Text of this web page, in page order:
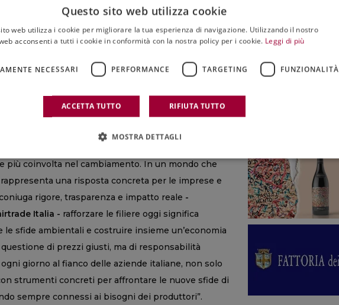
brand awareness è cresciuta di 8 punti rispetto al
che riconoscono il marchio dichiarano di fidarsi di
certificazione moderna e intergenerazionale, capace
valore per tutta la famiglia. L’indagine collega
il consumatore di oggi è spinto dalla ricerca
impegnati che sostengono una giusta causa e che
Il canale prevalente rimane la grande
e discount), mentre calano i negozi
più coinvolta nel cambiamento. In un mondo che
una risposta concreta per le imprese e
rigore, trasparenza e impatto reale -
Italia - rafforzare le filiere oggi significa
sfide ambientali e costruire insieme un’economia
di prezzi giusti, ma di responsabilità
giorno al fianco delle aziende italiane, non solo
strumenti concreti per affrontare le nuove sfide di
sempre connessi ai bisogni dei produttori”.
Questo sito web utilizza cookie
web utilizza i cookie per migliorare la tua esperienza di navigazione. Utilizzando il nostro
acconsenti a tutti i cookie in conformità con la nostra policy per i cookie. Leggi di più
NECESSARI PERFORMANCE TARGETING FUNZIONALITÀ
ACCETTA TUTTO RIFIUTA TUTTO
MOSTRA DETTAGLI